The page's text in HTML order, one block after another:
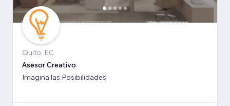
Quito, EC
Asesor Creativo
Imagina las Posibilidades